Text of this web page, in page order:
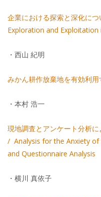
企業における探索と深化に
Exploration and Exploitation
・西山 紀明
みかん耕作放棄地を有効利
・本村 浩一
現地調査とアンケート分析
/ Analysis for the Anxiety of
and Questionnaire Analysis
・横川 真依子